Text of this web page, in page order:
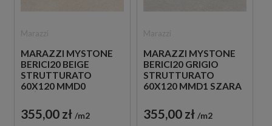
MARAZZI MYSTONE
BERICI20 BEIGE
STRUTTURATO
60X120 MMD0
TARASOWA 20 MM
355,00 zł m2
MARAZZI MYSTONE
BERICI20 GRIGIO
STRUTTURATO
60X120 MMD1 SZARA
20 MM
355,00 zł m2